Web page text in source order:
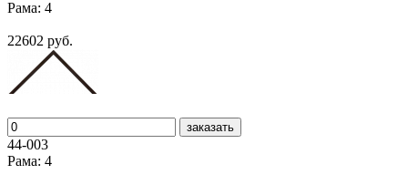
Рама: 4
22602 руб.
заказать
44-003
Рама: 4